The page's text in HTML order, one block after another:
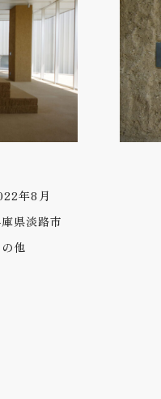
年8月
県淡路市
他